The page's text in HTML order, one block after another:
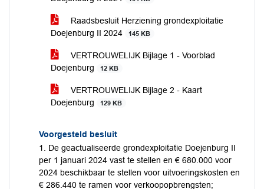
Raadsbesluit Herziening grondexploitatie
Doejenburg II 2024
145 KB
VERTROUWELIJK Bijlage 1 - Voorblad
Doejenburg
12 KB
VERTROUWELIJK Bijlage 2 - Kaart
Doejenburg
129 KB
Voorgesteld besluit
1. De geactualiseerde grondexploitatie Doejenburg II
per 1 januari 2024 vast te stellen en € 680.000 voor
2024 beschikbaar te stellen voor uitvoeringskosten en
€ 286.440 te ramen voor verkoopopbrengsten;